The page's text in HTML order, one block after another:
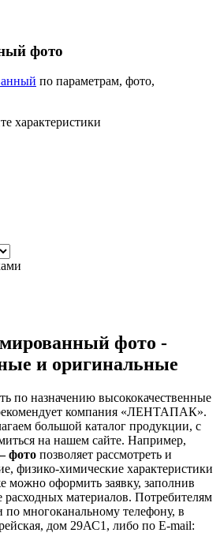
фото
по параметрам, фото,
характеристики
фото -
и оригинальные
по назначению высококачественные
компания «ЛЕНТАПАК».
большой каталог продукции, с
на нашем сайте. Например,
фото позволяет рассмотреть и
физико-химические характеристики
можно оформить заявку, заполнив
материалов. Потребителям
многоканальному телефону, в
дом 29АС1, либо по E-mail: